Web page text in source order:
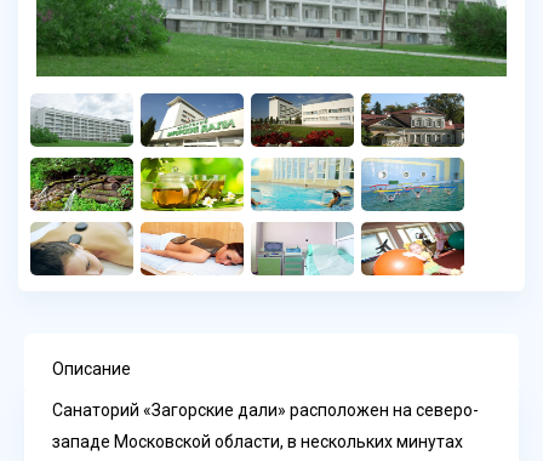
Описание
Санаторий «Загорские дали» расположен на северо-
западе Московской области, в нескольких минутах